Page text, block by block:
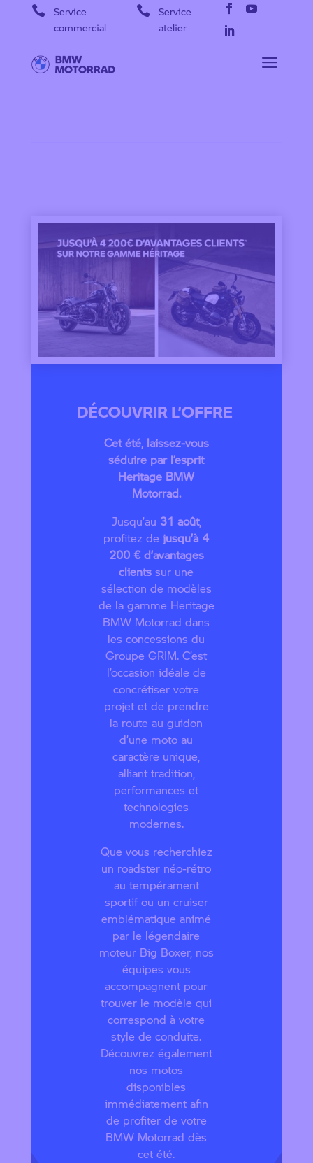

Service
commercial

Service
atelier
a
DÉCOUVRIR L’OFFRE
Cet été, laissez-vous
séduire par l’esprit
Heritage BMW
Motorrad.
Jusqu’au 31 août,
profitez dejusqu’à 4
200 € d’avantages
clients sur une
sélection de modèles
de la gamme Heritage
BMW Motorrad dans
les concessions du
Groupe GRIM. C’est
l’occasion idéale de
concrétiser votre
projet et de prendre
la route au guidon
d’une moto au
caractère unique,
alliant tradition,
performances et
technologies
modernes.
Que vous recherchiez
un roadster néo-rétro
au tempérament
sportif ou un cruiser
emblématique animé
par le légendaire
moteur Big Boxer, nos
équipes vous
accompagnent pour
trouver le modèle qui
correspond à votre
style de conduite.
Découvrez également
nos motos
disponibles
immédiatement afin
de profiter de votre
BMW Motorrad dès
cet été.